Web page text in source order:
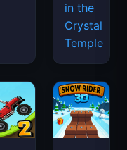
in the
Crystal
Temple